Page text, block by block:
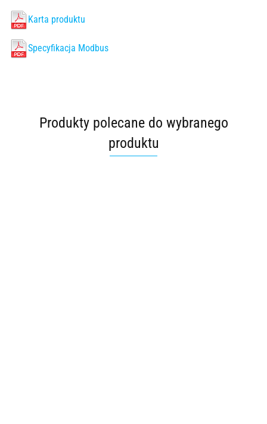
Karta produktu
Specyfikacja Modbus
Produkty polecane do wybranego
produktu